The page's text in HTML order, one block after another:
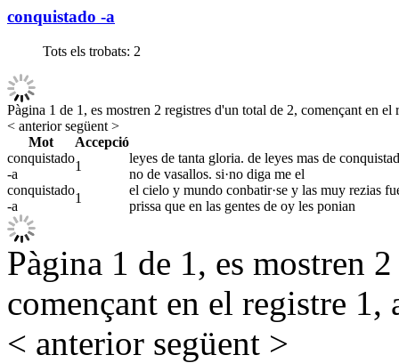
conquistado -a
Tots els trobats: 2
Pàgina 1 de 1, es mostren 2 registres d'un total de 2, començant en el
< anteriorsegüent >
Mot
Accepció
conquistado
-a
1
leyes de tanta gloria. de leyes mas de
no de vasallos. si·no diga me el
conquistado
-a
1
el cielo y mundo conbatir·se y las muy rezias
prissa que en las gentes de oy les ponian
Pàgina 1 de 1, es mostren
començant en el registre 1,
< anterior següent >